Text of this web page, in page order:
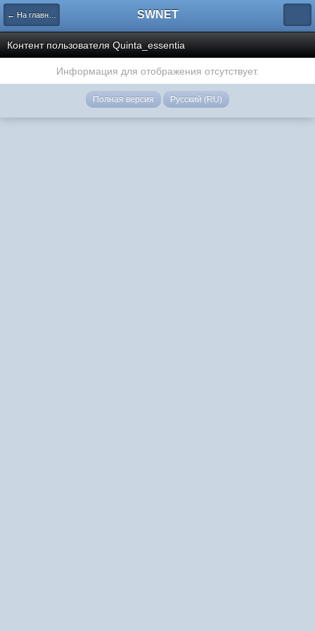
← На главную страницу SWNET
Контент пользователя Quinta_essentia
Информация для отображения отсутствует.
Полная версия Русский (RU)